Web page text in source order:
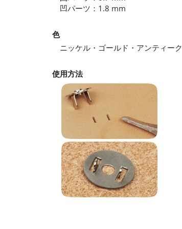
凹パーツ：1.8 mm
色
ニッケル・ゴールド・アンティーク
使用方法